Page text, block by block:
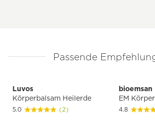
Passende
Luvos
Körperbalsam Heilerde
5.0 (2)
bioemsan
EM
4.8